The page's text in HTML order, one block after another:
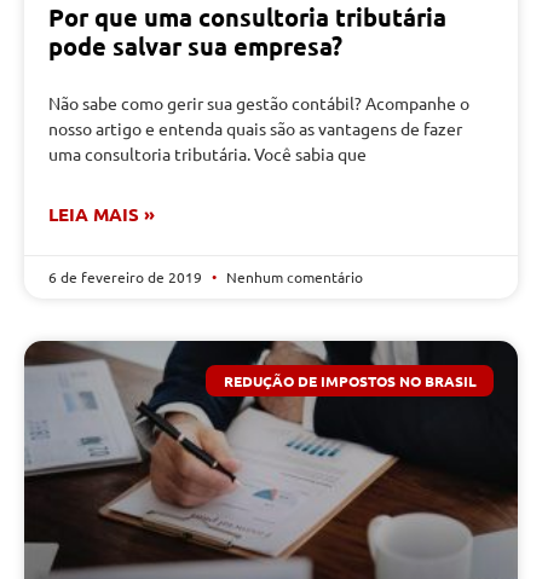
Por que uma consultoria tributária
pode salvar sua empresa?
Não sabe como gerir sua gestão contábil? Acompanhe o
nosso artigo e entenda quais são as vantagens de fazer
uma consultoria tributária. Você sabia que
LEIA MAIS »
6 de fevereiro de 2019 Nenhum comentário
REDUÇÃO DE IMPOSTOS NO BRASIL